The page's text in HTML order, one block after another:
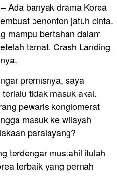
– Ada banyak drama Korea
penonton jatuh cinta.
mampu bertahan dalam
tamat. Crash Landing
premisnya, saya
tidak masuk akal.
pewaris konglomerat
masuk ke wilayah
paralayang?
terdengar mustahil itulah
terbaik yang pernah